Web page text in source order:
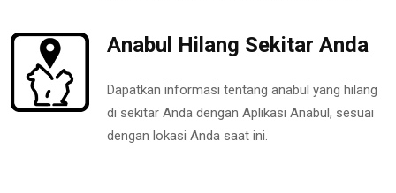
Anabul Hilang Sekitar Anda
Dapatkan informasi tentang anabul yang hilang
di sekitar Anda dengan Aplikasi Anabul, sesuai
dengan lokasi Anda saat ini.